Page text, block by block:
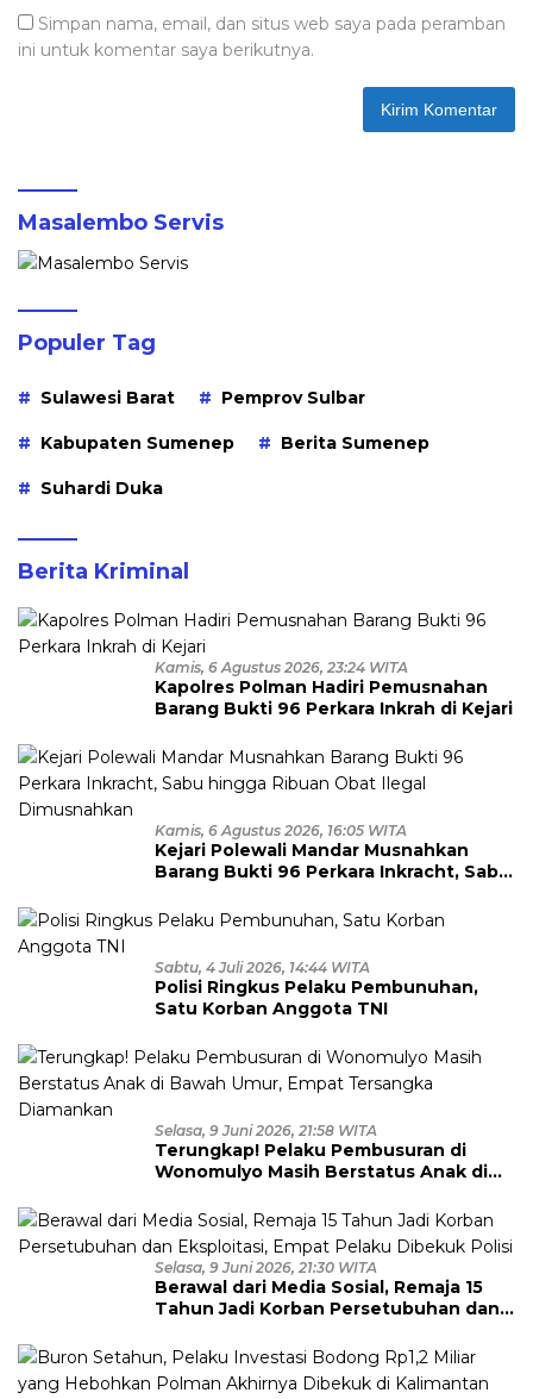
Simpan nama, email, dan situs web saya pada peramban
ini untuk komentar saya berikutnya.
Masalembo Servis
Populer Tag
Sulawesi Barat Pemprov Sulbar
Kabupaten Sumenep Berita Sumenep
Suhardi Duka
Berita Kriminal
Kamis, 6 Agustus 2026, 23:24 WITA
Kapolres Polman Hadiri Pemusnahan
Barang Bukti 96 Perkara Inkrah di Kejari
Kamis, 6 Agustus 2026, 16:05 WITA
Kejari Polewali Mandar Musnahkan
Barang Bukti 96 Perkara Inkracht, Sabu
Dimusnahkan
Sabtu, 4 Juli 2026, 14:44 WITA
Polisi Ringkus Pelaku Pembunuhan,
Satu Korban Anggota TNI
Selasa, 9 Juni 2026, 21:58 WITA
Terungkap! Pelaku Pembusuran di
Wonomulyo Masih Berstatus Anak di
Diamankan
Selasa, 9 Juni 2026, 21:30 WITA
Berawal dari Media Sosial, Remaja 15
Tahun Jadi Korban Persetubuhan dan
Polisi